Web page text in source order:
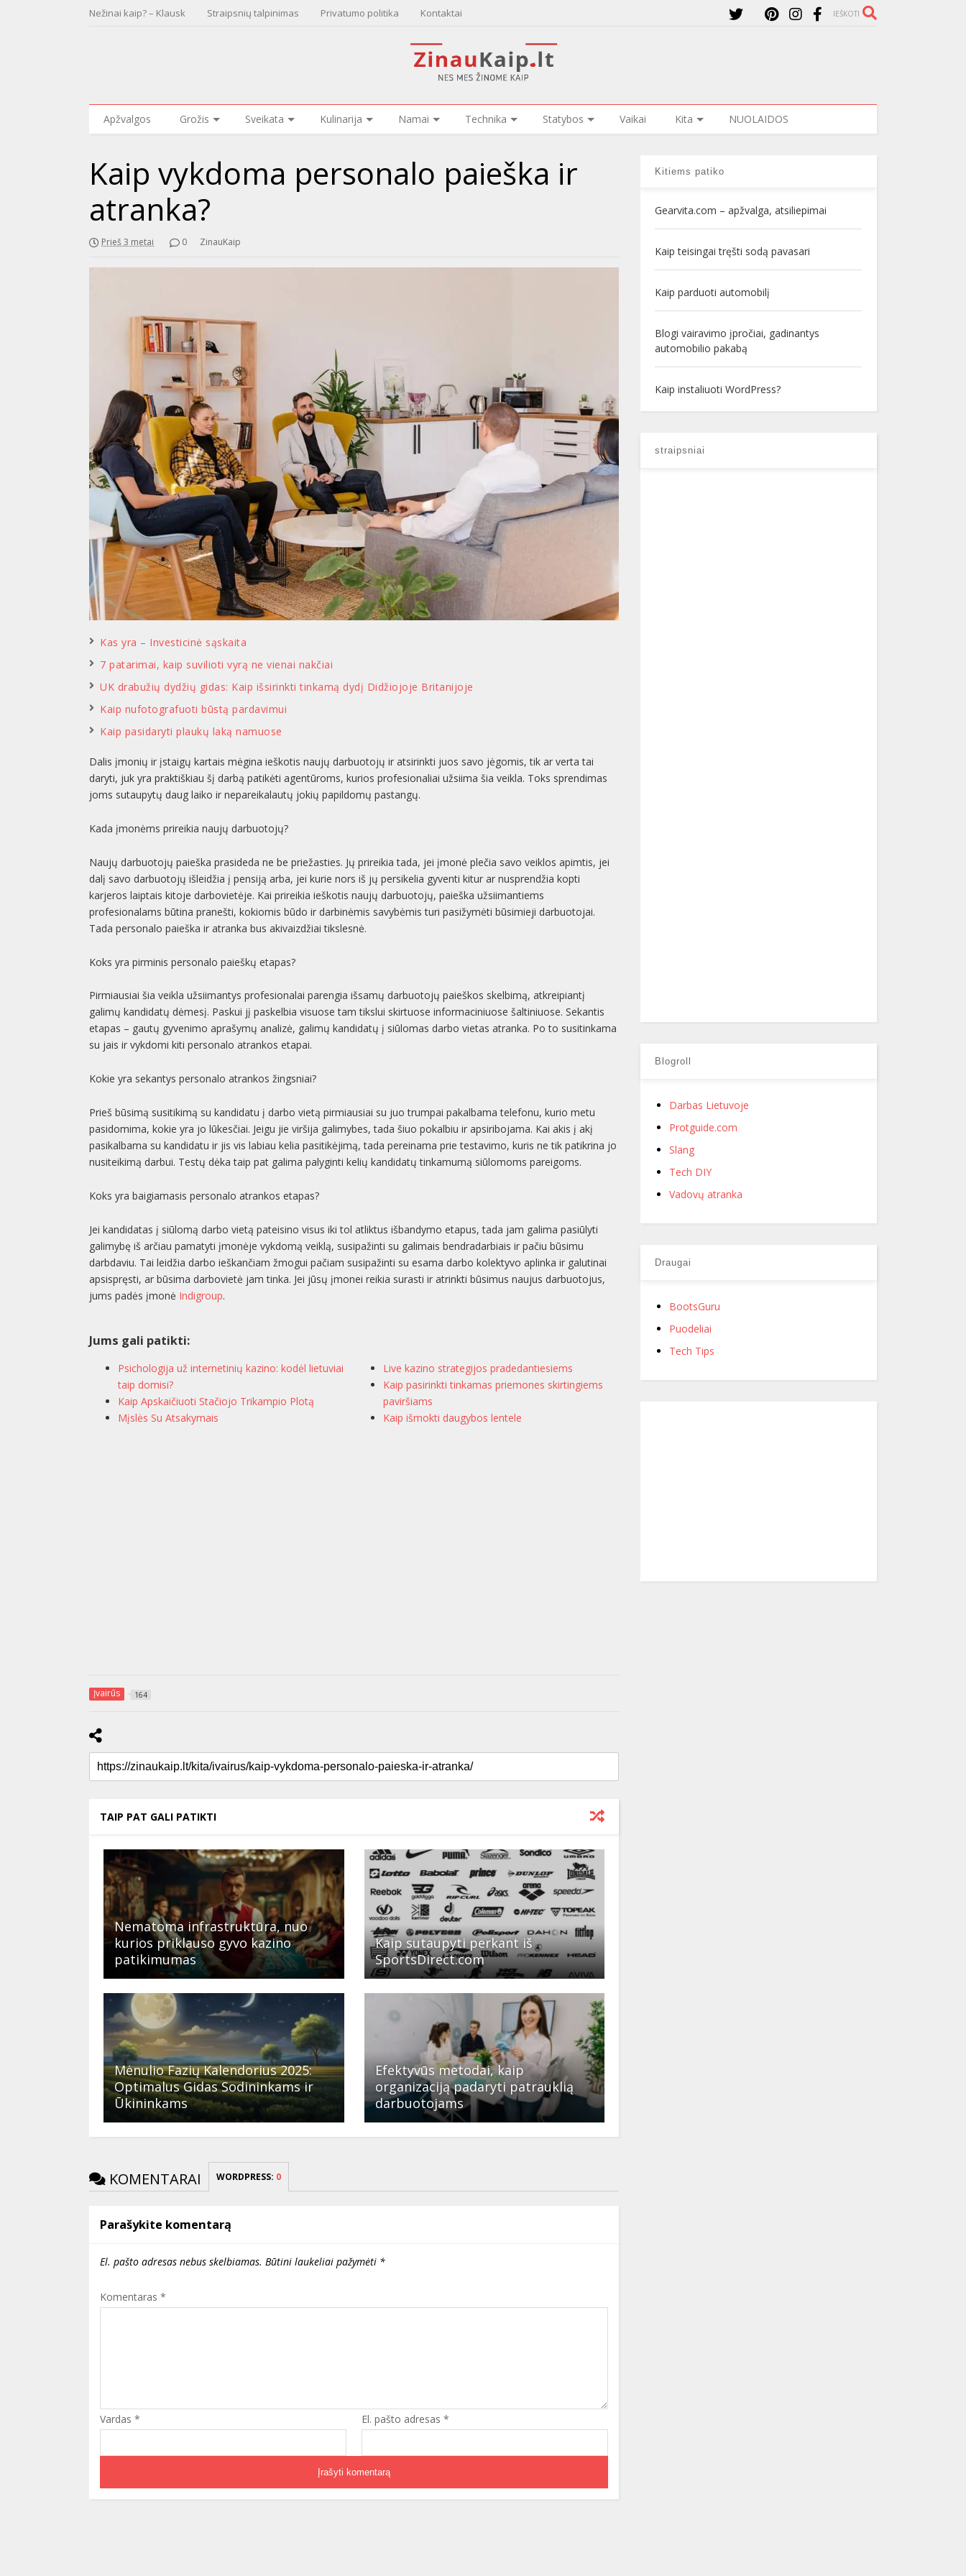
Nežinai kaip? – Klausk Straipsnių talpinimas Privatumo politika Kontaktai IEŠKOTI
Apžvalgos Grožis Sveikata Kulinarija Namai Technika Statybos Vaikai Kita NUOLAIDOS
Kaip vykdoma personalo paieška ir
atranka?
Prieš 3 metai 0 ZinauKaip
Kas yra – Investicinė sąskaita
7 patarimai, kaip suvilioti vyrą ne vienai nakčiai
UK drabužių dydžių gidas: Kaip išsirinkti tinkamą dydį Didžiojoje Britanijoje
Kaip nufotografuoti būstą pardavimui
Kaip pasidaryti plaukų laką namuose
Dalis įmonių ir įstaigų kartais mėgina ieškotis naujų darbuotojų ir atsirinkti juos savo jėgomis, tik ar verta tai
daryti, juk yra praktiškiau šį darbą patikėti agentūroms, kurios profesionaliai užsiima šia veikla. Toks sprendimas
joms sutaupytų daug laiko ir nepareikalautų jokių papildomų pastangų.
Kada įmonėms prireikia naujų darbuotojų?
Naujų darbuotojų paieška prasideda ne be priežasties. Jų prireikia tada, jei įmonė plečia savo veiklos apimtis, jei
dalį savo darbuotojų išleidžia į pensiją arba, jei kurie nors iš jų persikelia gyventi kitur ar nusprendžia kopti
karjeros laiptais kitoje darbovietėje. Kai prireikia ieškotis naujų darbuotojų, paieška užsiimantiems
profesionalams būtina pranešti, kokiomis būdo ir darbinėmis savybėmis turi pasižymėti būsimieji darbuotojai.
Tada personalo paieška ir atranka bus akivaizdžiai tikslesnė.
Koks yra pirminis personalo paieškų etapas?
Pirmiausiai šia veikla užsiimantys profesionalai parengia išsamų darbuotojų paieškos skelbimą, atkreipiantį
galimų kandidatų dėmesį. Paskui jį paskelbia visuose tam tikslui skirtuose informaciniuose šaltiniuose. Sekantis
etapas – gautų gyvenimo aprašymų analizė, galimų kandidatų į siūlomas darbo vietas atranka. Po to susitinkama
su jais ir vykdomi kiti personalo atrankos etapai.
Kokie yra sekantys personalo atrankos žingsniai?
Prieš būsimą susitikimą su kandidatu į darbo vietą pirmiausiai su juo trumpai pakalbama telefonu, kurio metu
pasidomima, kokie yra jo lūkesčiai. Jeigu jie viršija galimybes, tada šiuo pokalbiu ir apsiribojama. Kai akis į akį
pasikalbama su kandidatu ir jis vis labiau kelia pasitikėjimą, tada pereinama prie testavimo, kuris ne tik patikrina jo
nusiteikimą darbui. Testų dėka taip pat galima palyginti kelių kandidatų tinkamumą siūlomoms pareigoms.
Koks yra baigiamasis personalo atrankos etapas?
Jei kandidatas į siūlomą darbo vietą pateisino visus iki tol atliktus išbandymo etapus, tada jam galima pasiūlyti
galimybę iš arčiau pamatyti įmonėje vykdomą veiklą, susipažinti su galimais bendradarbiais ir pačiu būsimu
darbdaviu. Tai leidžia darbo ieškančiam žmogui pačiam susipažinti su esama darbo kolektyvo aplinka ir galutinai
apsispręsti, ar būsima darbovietė jam tinka. Jei jūsų įmonei reikia surasti ir atrinkti būsimus naujus darbuotojus,
jums padės įmonė Indigroup.
Jums gali patikti:
Psichologija už internetinių kazino: kodėl lietuviai
taip domisi?
Kaip Apskaičiuoti Stačiojo Trikampio Plotą
Mįslės Su Atsakymais
Live kazino strategijos pradedantiesiems
Kaip pasirinkti tinkamas priemones skirtingiems
paviršiams
Kaip išmokti daugybos lentele
Įvairūs 164
TAIP PAT GALI PATIKTI
Nematoma infrastruktūra, nuo
kurios priklauso gyvo kazino
patikimumas
Kaip sutaupyti perkant iš
SportsDirect.com
Mėnulio Fazių Kalendorius 2025:
Optimalus Gidas Sodininkams ir
Ūkininkams
Efektyvūs metodai, kaip
organizaciją padaryti patrauklią
darbuotojams
KOMENTARAI WORDPRESS: 0
Parašykite komentarą
El. pašto adresas nebus skelbiamas. Būtini laukeliai pažymėti *
Komentaras*
Vardas* El. pašto adresas*
Kitiems patiko
Gearvita.com – apžvalga, atsiliepimai
Kaip teisingai tręšti sodą pavasari
Kaip parduoti automobilį
Blogi vairavimo įpročiai, gadinantys
automobilio pakabą
Kaip instaliuoti WordPress?
straipsniai
Blogroll
Darbas Lietuvoje
Protguide.com
Slang
Tech DIY
Vadovų atranka
Draugai
BootsGuru
Puodeliai
Tech Tips